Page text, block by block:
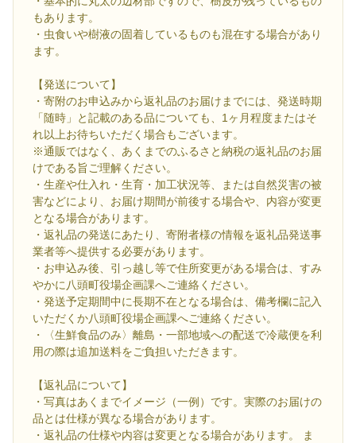
もあります。
・虫食いや樹液の固着しているものも混在する場合があり
ます。
【発送について】
・寄附のお申込みから返礼品のお届けまでには、発送時期
「随時」と記載のある品についても、1ヶ月程度またはそ
れ以上お待ちいただく場合もございます。
※通販ではなく、あくまでのふるさと納税の返礼品のお届
けである旨ご理解ください。
・生産や仕入れ・生育・加工状況等、または自然災害の被
害などにより、お届け期間が前後する場合や、内容が変更
となる場合があります。
・返礼品の発送にあたり、寄附者様の情報を返礼品発送事
業者等へ提供する必要があります。
・お申込み後、引っ越し等で住所変更がある場合は、すみ
やかに八頭町役場企画課へご連絡ください。
・発送予定期間中に長期不在となる場合は、備考欄に記入
いただくか八頭町役場企画課へご連絡ください。
・〈生鮮食品のみ〉離島・一部地域への配送で冷蔵便を利
用の際は追加送料をご負担いただきます。
【返礼品について】
・写真はあくまでイメージ（一例）です。実際のお届けの
品とは仕様が異なる場合があります。
・返礼品の仕様や内容は変更となる場合があります。 ま